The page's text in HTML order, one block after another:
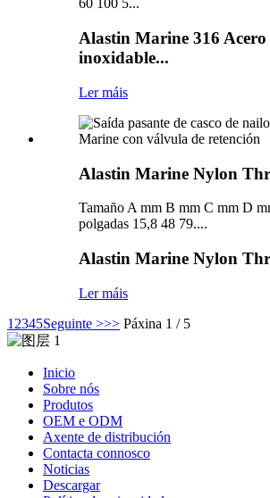
60 100 5...
Alastin Marine 316 Acero
inoxidable...
Ler máis
Alastin Marine Nylon
Tamaño A mm B mm C mm D
polgadas 15,8 48 79....
Alastin Marine Nylon
Ler máis
1 2345Seguinte >>> Páxina 1 / 5
Inicio
Sobre nós
Produtos
OEM e ODM
Axente de distribución
Contacta connosco
Noticias
Descargar